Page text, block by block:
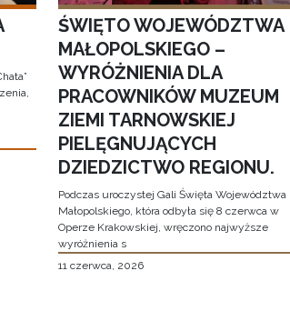
ŚWIĘTO WOJEWÓDZTWA
MAŁOPOLSKIEGO –
WYRÓŻNIENIA DLA
PRACOWNIKÓW MUZEUM
ZIEMI TARNOWSKIEJ
PIELĘGNUJĄCYCH
DZIEDZICTWO REGIONU.
Podczas uroczystej Gali Święta Województwa
Małopolskiego, która odbyła się 8 czerwca w
Operze Krakowskiej, wręczono najwyższe
wyróżnienia s
11 czerwca, 2026